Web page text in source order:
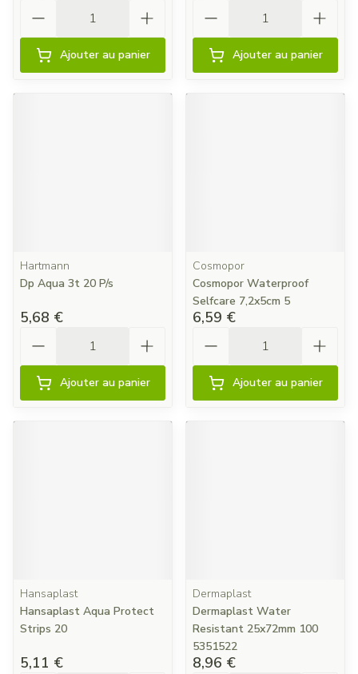
Ajouter au panier Ajouter au panier
Hartmann
Dp Aqua 3t 20 P/s
5,68 €
Ajouter au panier
Cosmopor
Cosmopor Waterproof
Selfcare 7,2x5cm 5
6,59 €
Ajouter au panier
Hansaplast
Hansaplast Aqua Protect
Strips 20
5,11 €
Dermaplast
Dermaplast Water
Resistant 25x72mm 100
5351522
8,96 €